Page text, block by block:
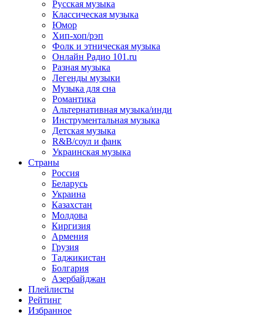
Русская музыка
Классическая музыка
Юмор
Хип-хоп/рэп
Фолк и этническая музыка
Онлайн Радио 101.ru
Разная музыка
Легенды музыки
Музыка для сна
Романтика
Альтернативная музыка/инди
Инструментальная музыка
Детская музыка
R&B/cоул и фанк
Украинская музыка
Страны
Россия
Беларусь
Украина
Казахстан
Молдова
Киргизия
Армения
Грузия
Таджикистан
Болгария
Азербайджан
Плейлисты
Рейтинг
Избранное